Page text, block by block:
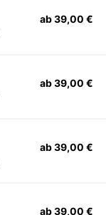
ab 39,00 €
ab 39,00 €
ab 39,00 €
ab 39,00 €